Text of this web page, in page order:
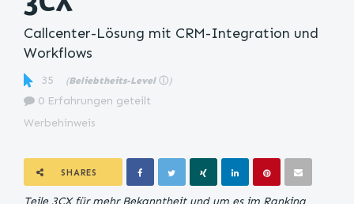
Callcenter-Lösung mit CRM-Integration und
Workflows
35 (Beliebtheits-Level ⓘ )
0 Erfahrungen geteilt
Werbehinweis
SHARES
Teile 3CX für mehr Bekanntheit und um es im Ranking